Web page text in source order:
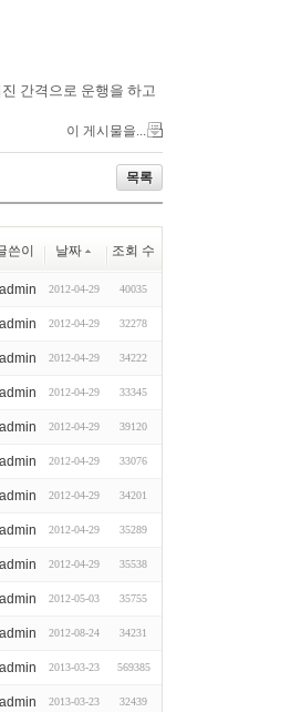
간격으로 운행을 하고
이 게시물을...
목록
쓴이 날짜 조회 수
admin 2012-04-29 40035
admin 2012-04-29 32278
admin 2012-04-29 34222
admin 2012-04-29 33345
admin 2012-04-29 39120
admin 2012-04-29 33076
admin 2012-04-29 34201
admin 2012-04-29 35289
admin 2012-04-29 35538
admin 2012-05-03 35755
admin 2012-08-24 34231
admin 2013-03-23 569385
admin 2013-03-23 32439